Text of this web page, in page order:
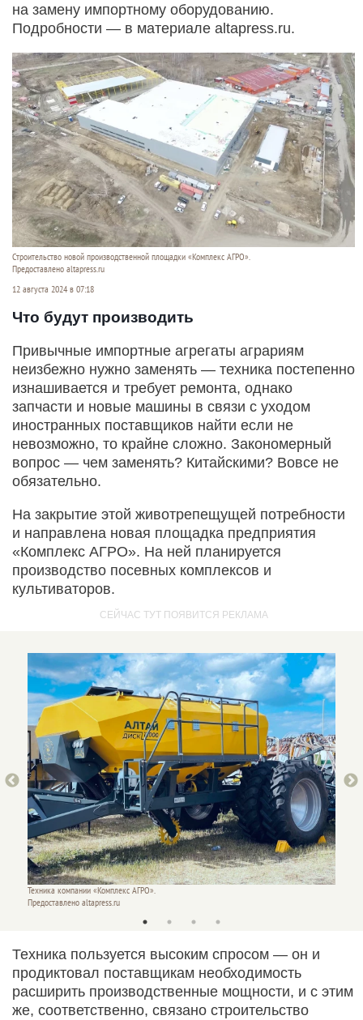
на замену импортному оборудованию.
Подробности — в материале altapress.ru.
Строительство новой производственной площадки «Комплекс АГРО».
Предоставлено altapress.ru
12 августа 2024 в 07:18
Что будут производить
Привычные импортные агрегаты аграриям
неизбежно нужно заменять — техника постепенно
изнашивается и требует ремонта, однако
запчасти и новые машины в связи с уходом
иностранных поставщиков найти если не
невозможно, то крайне сложно. Закономерный
вопрос — чем заменять? Китайскими? Вовсе не
обязательно.
На закрытие этой животрепещущей потребности
и направлена новая площадка предприятия
«Комплекс АГРО». На ней планируется
производство посевных комплексов и
культиваторов.
Техника компании «Комплекс АГРО».
Предоставлено altapress.ru
Техника пользуется высоким спросом — он и
продиктовал поставщикам необходимость
расширить производственные мощности, и с этим
же, соответственно, связано строительство